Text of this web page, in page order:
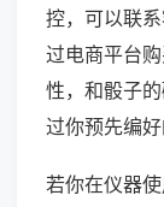
控，可以联
过电商平台
性，和骰子
过你预先编好
若你在仪器